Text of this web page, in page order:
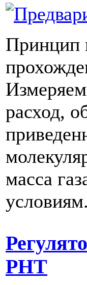
Принцип
расход,
масса
условиям.
РНТ